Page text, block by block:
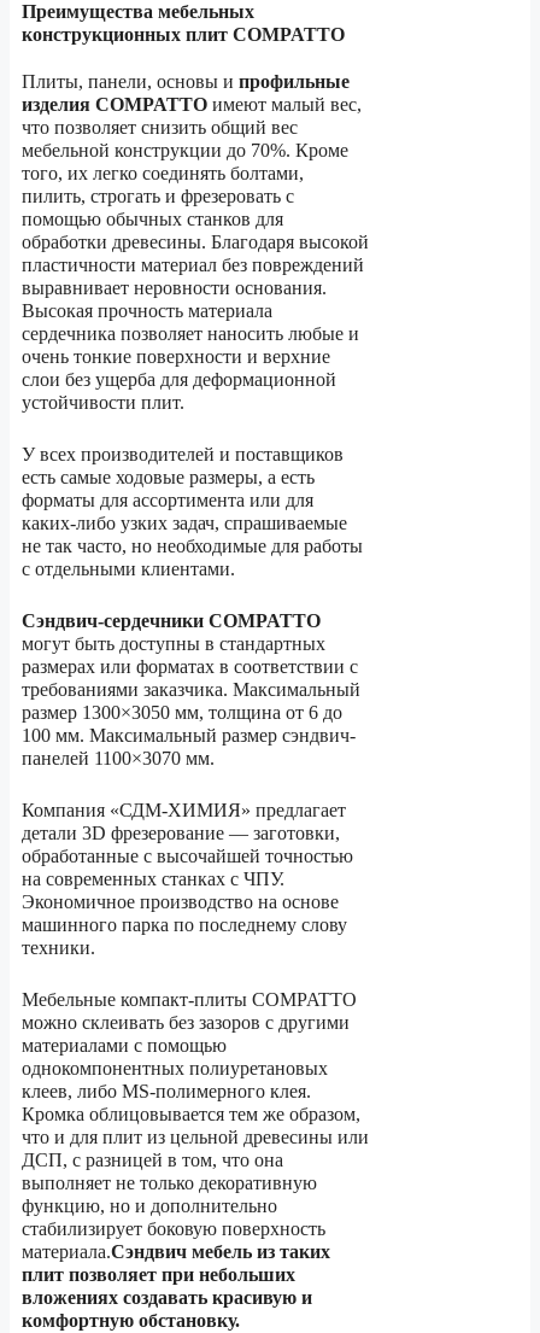
Преимущества мебельных
конструкционных плит COMPATTO
Плиты, панели, основы и профильные
изделия COMPATTO имеют малый вес,
что позволяет снизить общий вес
мебельной конструкции до 70%. Кроме
того, их легко соединять болтами,
пилить, строгать и фрезеровать с
помощью обычных станков для
обработки древесины. Благодаря высокой
пластичности материал без повреждений
выравнивает неровности основания.
Высокая прочность материала
сердечника позволяет наносить любые и
очень тонкие поверхности и верхние
слои без ущерба для деформационной
устойчивости плит.
У всех производителей и поставщиков
есть самые ходовые размеры, а есть
форматы для ассортимента или для
каких-либо узких задач, спрашиваемые
не так часто, но необходимые для работы
с отдельными клиентами.
Сэндвич-сердечники COMPATTO
могут быть доступны в стандартных
размерах или форматах в соответствии с
требованиями заказчика. Максимальный
размер 1300×3050 мм, толщина от 6 до
100 мм. Максимальный размер сэндвич-
панелей 1100×3070 мм.
Компания «СДМ-ХИМИЯ» предлагает
детали 3D фрезерование — заготовки,
обработанные с высочайшей точностью
на современных станках с ЧПУ.
Экономичное производство на основе
машинного парка по последнему слову
техники.
Мебельные компакт-плиты COMPATTO
можно склеивать без зазоров с другими
материалами с помощью
однокомпонентных полиуретановых
клеев, либо MS-полимерного клея.
Кромка облицовывается тем же образом,
что и для плит из цельной древесины или
ДСП, с разницей в том, что она
выполняет не только декоративную
функцию, но и дополнительно
стабилизирует боковую поверхность
материала.Сэндвич мебель из таких
плит позволяет при небольших
вложениях создавать красивую и
комфортную обстановку.